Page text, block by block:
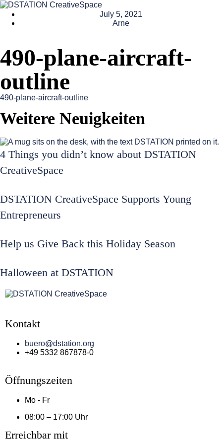
July 5, 2021
Arne
490-plane-aircraft-
outline
490-plane-aircraft-outline
Weitere Neuigkeiten
4 Things you didn’t know about DSTATION
CreativeSpace
DSTATION CreativeSpace Supports Young
Entrepreneurs
Help us Give Back this Holiday Season
Halloween at DSTATION
Kontakt
buero@dstation.org
+49 5332 867878-0
Öffnungszeiten
Mo - Fr
08:00 – 17:00 Uhr
Erreichbar mit